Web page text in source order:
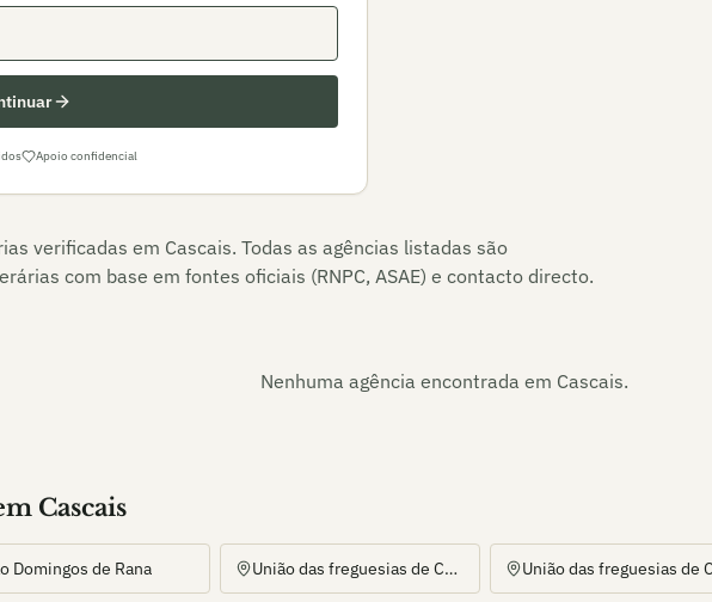
Apoio confidencial
verificadas em Cascais. Todas as agências listadas são
com base em fontes oficiais (RNPC, ASAE) e contacto directo.
Nenhuma agência encontrada em Cascais.
Cascais
Domingos de Rana União das freguesias de Carcavelos e Parede